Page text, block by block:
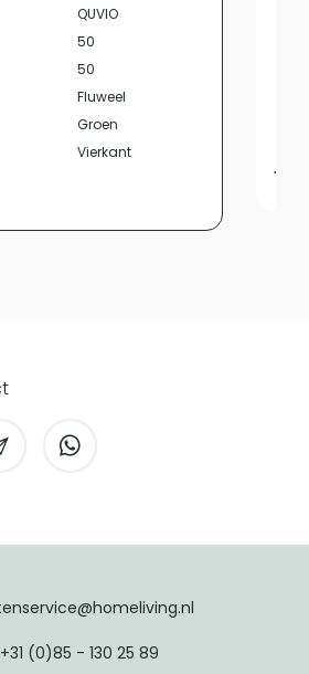
QUVIO
50
50
Fluweel
Groen
Vierkant
+31 (0)85 - 130 25 89